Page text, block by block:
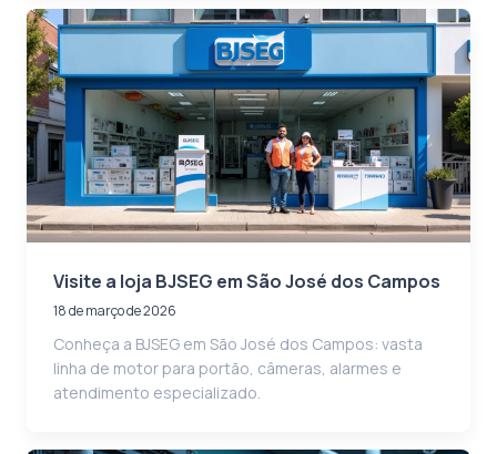
Visite a loja BJSEG em São José dos Campos
18 de março de 2026
Conheça a BJSEG em São José dos Campos: vasta
linha de motor para portão, câmeras, alarmes e
atendimento especializado.